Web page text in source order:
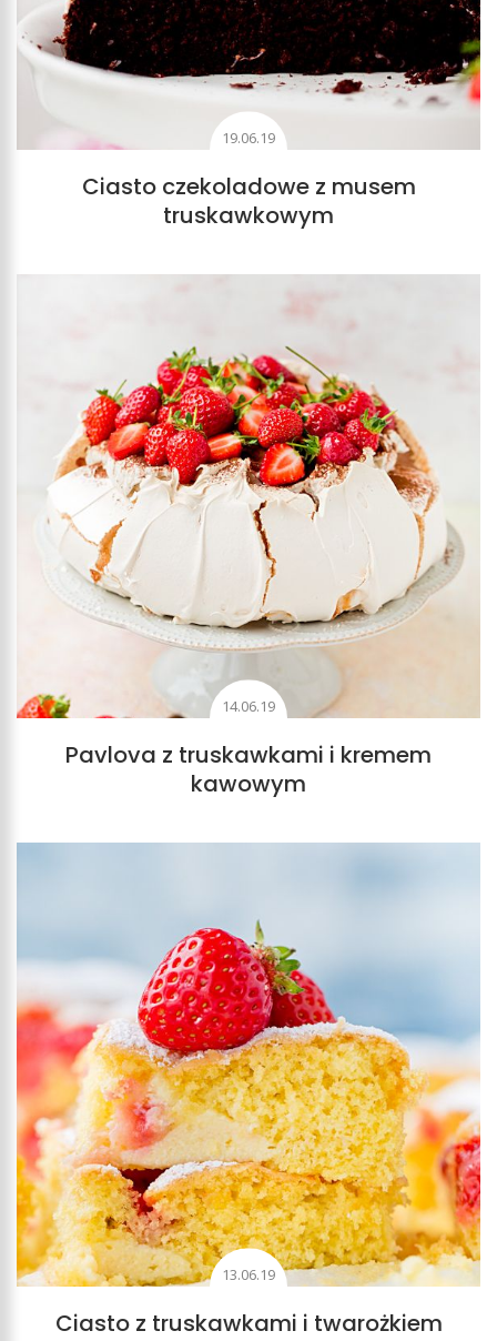
19.06.19
Ciasto czekoladowe z musem
truskawkowym
14.06.19
Pavlova z truskawkami i kremem
kawowym
13.06.19
Ciasto z truskawkami i twarożkiem